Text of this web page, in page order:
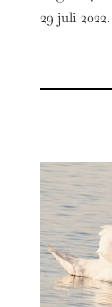
29 juli 2022.